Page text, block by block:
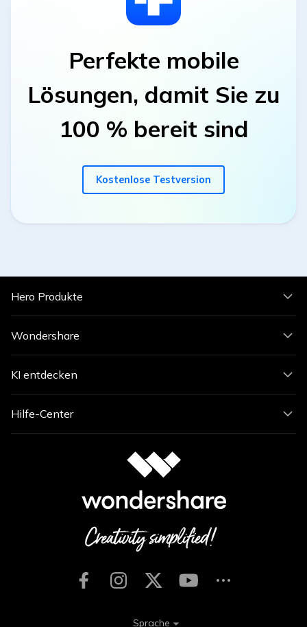
Perfekte mobile
Lösungen, damit Sie zu
100 % bereit sind
Kostenlose Testversion
Hero Produkte
Wondershare
KI entdecken
Hilfe-Center
Sprache